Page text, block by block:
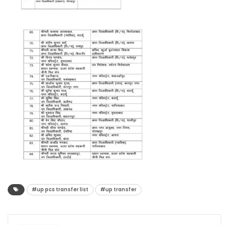
#up pcs transfer list #up transfer